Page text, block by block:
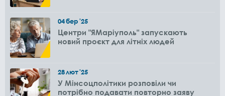
04бер'25
Центри "ЯМаріуполь" запускають
новий проєкт для літніх людей
28лют'25
У Мінсоцполітики розповіли чи
потрібно подавати повторно заяву